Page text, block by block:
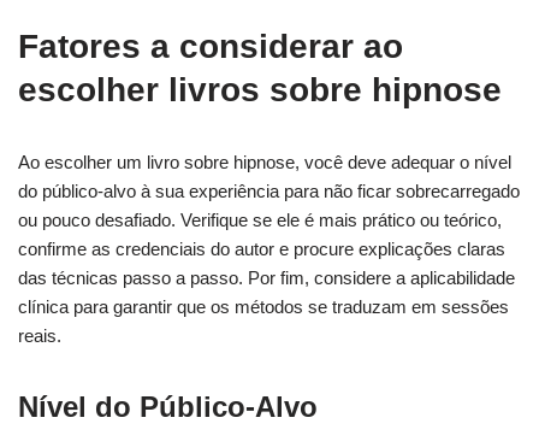
Fatores a considerar ao
escolher livros sobre hipnose
Ao escolher um livro sobre hipnose, você deve adequar o nível
do público-alvo à sua experiência para não ficar sobrecarregado
ou pouco desafiado. Verifique se ele é mais prático ou teórico,
confirme as credenciais do autor e procure explicações claras
das técnicas passo a passo. Por fim, considere a aplicabilidade
clínica para garantir que os métodos se traduzam em sessões
reais.
Nível do Público-Alvo